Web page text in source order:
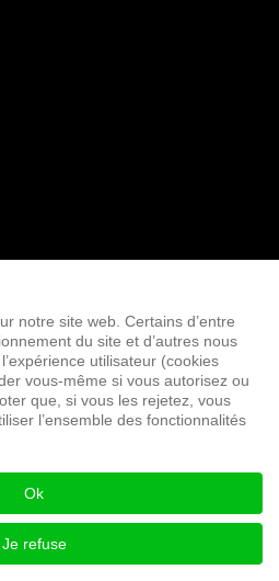
notre site web. Certains d’entre
du site et d’autres nous
utilisateur (cookies
vous-même si vous autorisez ou
que, si vous les rejetez, vous
l’ensemble des fonctionnalités
Ok
Je refuse